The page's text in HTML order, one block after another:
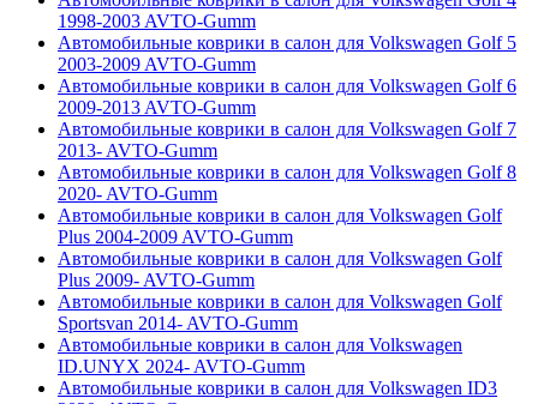
1998-2003 AVTO-Gumm
Автомобильные коврики в салон для Volkswagen Golf 5
2003-2009 AVTO-Gumm
Автомобильные коврики в салон для Volkswagen Golf 6
2009-2013 AVTO-Gumm
Автомобильные коврики в салон для Volkswagen Golf 7
2013- AVTO-Gumm
Автомобильные коврики в салон для Volkswagen Golf 8
2020- AVTO-Gumm
Автомобильные коврики в салон для Volkswagen Golf
Plus 2004-2009 AVTO-Gumm
Автомобильные коврики в салон для Volkswagen Golf
Plus 2009- AVTO-Gumm
Автомобильные коврики в салон для Volkswagen Golf
Sportsvan 2014- AVTO-Gumm
Автомобильные коврики в салон для Volkswagen
ID.UNYX 2024- AVTO-Gumm
Автомобильные коврики в салон для Volkswagen ID3